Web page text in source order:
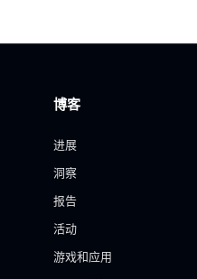
博客
进展
洞察
报告
活动
游戏和应用